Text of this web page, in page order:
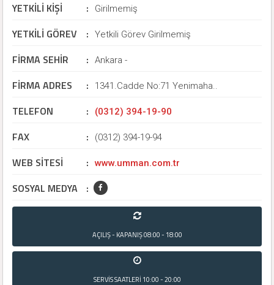
YETKİLİ KİŞİ : Girilmemiş
YETKİLİ GÖREV : Yetkili Görev Girilmemiş
FİRMA SEHİR : Ankara -
FİRMA ADRES : 1341.Cadde No:71 Yenimaha..
TELEFON : (0312) 394-19-90
FAX : (0312) 394-19-94
WEB SİTESİ : www.umman.com.tr
SOSYAL MEDYA :
AÇILIŞ - KAPANIŞ08:00 - 18:00
SERVİS SAATLERİ 10:00 - 20:00